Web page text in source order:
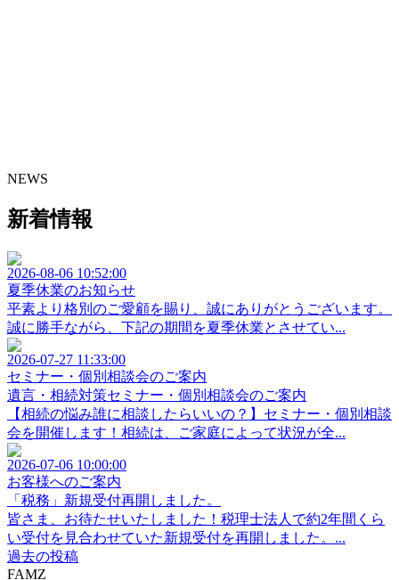
NEWS
新着情報
2026-08-06 10:52:00
夏季休業のお知らせ
平素より格別のご愛顧を賜り、誠にありがとうございます。
誠に勝手ながら、下記の期間を夏季休業とさせてい...
2026-07-27 11:33:00
セミナー・個別相談会のご案内
遺言・相続対策セミナー・個別相談会のご案内
【相続の悩み誰に相談したらいいの？】セミナー・個別相談
会を開催します！相続は、ご家庭によって状況が全...
2026-07-06 10:00:00
お客様へのご案内
「税務」新規受付再開しました。
皆さま、お待たせいたしました！税理士法人で約2年間くら
い受付を見合わせていた新規受付を再開しました。...
過去の投稿
FAMZ